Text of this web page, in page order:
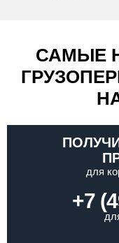
САМЫЕ
для
+7